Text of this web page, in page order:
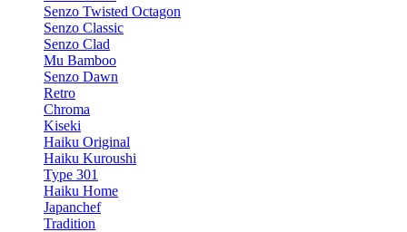
Senzo Twisted Octagon
Senzo Classic
Senzo Clad
Mu Bamboo
Senzo Dawn
Retro
Chroma
Kiseki
Haiku Original
Haiku Kuroushi
Type 301
Haiku Home
Japanchef
Tradition